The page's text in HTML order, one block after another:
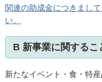
関連の助成金につきまし
い。
B 新事業に関するこ
新たなイベント・食・特